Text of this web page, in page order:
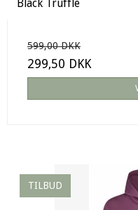
Black Truffle
599,00 DKK
299,50 DKK
TILBUD